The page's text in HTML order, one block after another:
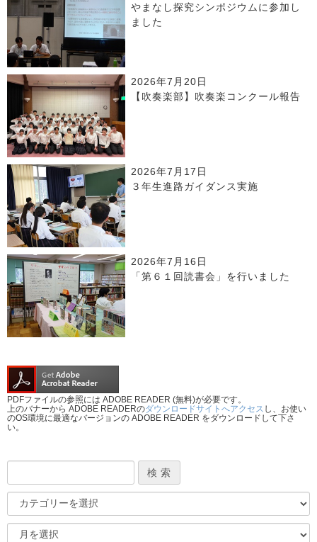
やまなし探究シンポジウムに参加し
ました
2026年7月20日
【吹奏楽部】吹奏楽コンクール報告
2026年7月17日
３年生進路ガイダンス実施
2026年7月16日
「第６１回読書会」を行いました
PDFファイルの参照には ADOBE READER (無料)が必要です。
上のバナーから ADOBE READERのダウンロードサイトへアクセス し、お使い
のOS環境に最適なバージョンの ADOBE READER をダウンロードして下さ
い。